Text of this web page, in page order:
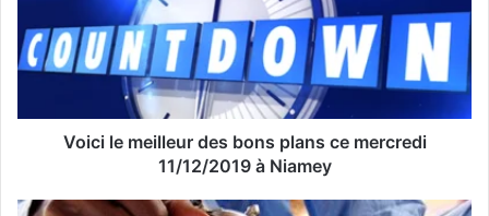
d
r
m
Voici le meilleur des bons plans ce mercredi
11/12/2019 à Niamey